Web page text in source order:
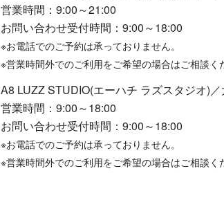
営業時間：9:00～21:00
お問い合わせ受付時間：9:00～18:00
※お電話でのご予約は承っておりません。
※営業時間外でのご利用をご希望の場合はご相談く
A8 LUZZ STUDIO(エーハチ ラズスタジオ)
営業時間：9:00～18:00
お問い合わせ受付時間：9:00～18:00
※お電話でのご予約は承っておりません。
※営業時間外でのご利用をご希望の場合はご相談く